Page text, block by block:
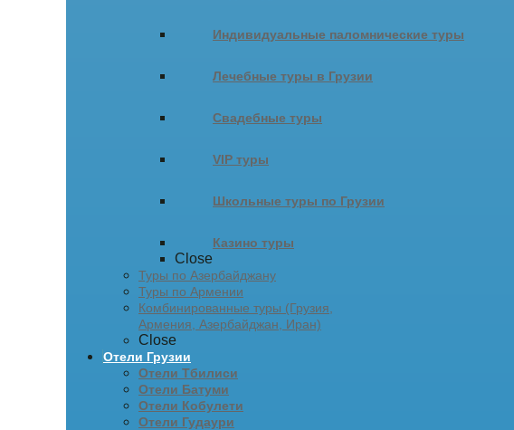
Индивидуальные паломнические туры
Лечебные туры в Грузии
Свадебные туры
VIP туры
Школьные туры по Грузии
Казино туры
Close
Туры по Азербайджану
Туры по Армении
Комбинированные туры (Грузия,
Армения, Азербайджан, Иран)
Close
Отели Грузии
Отели Тбилиси
Отели Батуми
Отели Кобулети
Отели Гудаури